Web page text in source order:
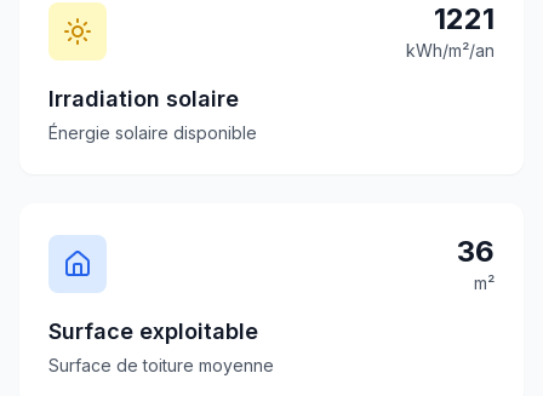
1221
kWh/m²/an
Irradiation solaire
Énergie solaire disponible
36
m²
Surface exploitable
Surface de toiture moyenne